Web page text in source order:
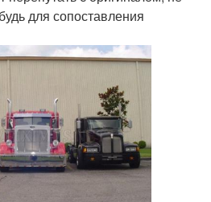
для сопоставления